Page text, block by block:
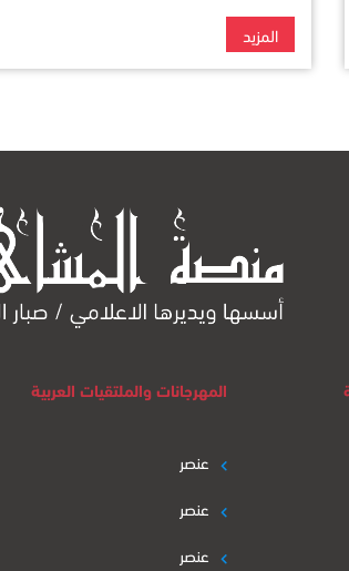
المزيد
المهرجانات والملتقيات العربية
عنصر
عنصر
عنصر